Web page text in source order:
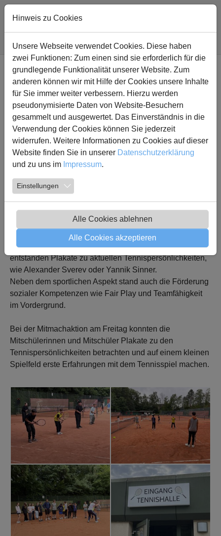
Zum Hauptinhalt springen
Sie sind hier:
Fridtjof Nansen Realschule Projekt Tennis
Wir spielen Tennis oder lernen
es :-)
In diesem Projekt erhielten die Schülerinnen und Schüler
einen umfassenden Einblick in die Sportart Tennis. Dazu
trafen sich die Kids gemeinsam mit der Kollegin Frau
Mengel und dem Kollegen Herrn Pöppelmann beim TC
Kamen-Methler und wurden von der Tennisschule des
begleitet.
einfache taktische Fähigkeiten vermittelt und erste
Spielerfahrungen gesammelt. Ergänzt wurde die Praxis
durch Regelkunde, die Geschichte des Tennissports und
aktuelle Entwicklungen in dieser Sportart. Dabei
entstanden Plakate zu aktuellen Tennispersönlichkeiten,
wie Alexander Sverev oder Yannik Sinner.
Neben dem sportlichen Aspekt stand auch die Förderung
sozialer Kompetenzen wie Fair Play und Teamfähigkeit
im Vordergrund.
Bei der Mitmachaktion am Freitag konnten die
Mitschülerinnen und Mitschüler Plakate zu den
Tennispersönlichkeiten betrachten und auf einem kleinen
Spielfeld erste Erfahrungen mit dem Tennisspiel machen.
Hinweis zu Cookies
Unsere Webseite verwendet Cookies. Diese haben
zwei Funktionen: Zum einen sind sie erforderlich für die
grundlegende Funktionalität unserer Website. Zum
anderen können wir mit Hilfe der Cookies unsere Inhalte
für Sie immer weiter verbessern. Hierzu werden
pseudonymisierte Daten von Website-Besuchern
gesammelt und ausgewertet. Das Einverständnis in die
Verwendung der Cookies können Sie jederzeit
widerrufen. Weitere Informationen zu Cookies auf dieser
Website finden Sie in unserer Datenschutzerklärung
und zu uns im Impressum.
Einstellungen
Alle Cookies ablehnen
Alle Cookies akzeptieren